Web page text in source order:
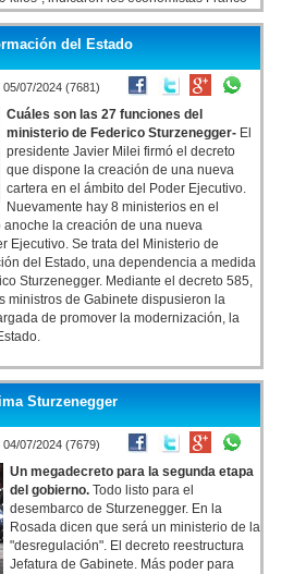
lapidario informe difundido por la Bolsa
del Estado
05/07/2024 (7681)
Cuáles son las 27 funciones del
ministerio de Federico Sturzenegger- El
presidente Javier Milei firmó el decreto
que dispone la creación de una nueva
cartera en el ámbito del Poder Ejecutivo.
Nuevamente hay 8 ministerios en el
anoche la creación de una nueva
Ejecutivo. Se trata del Ministerio de
del Estado, una dependencia a medida
Sturzenegger. Mediante el decreto 585,
ministros de Gabinete dispusieron la
de promover la modernización, la
Sturzenegger
04/07/2024 (7679)
Un megadecreto para la segunda etapa
del gobierno. Todo listo para el
desembarco de Sturzenegger. En la
Rosada dicen que será un ministerio de la
"desregulación". El decreto reestructura
Jefatura de Gabinete. Más poder para